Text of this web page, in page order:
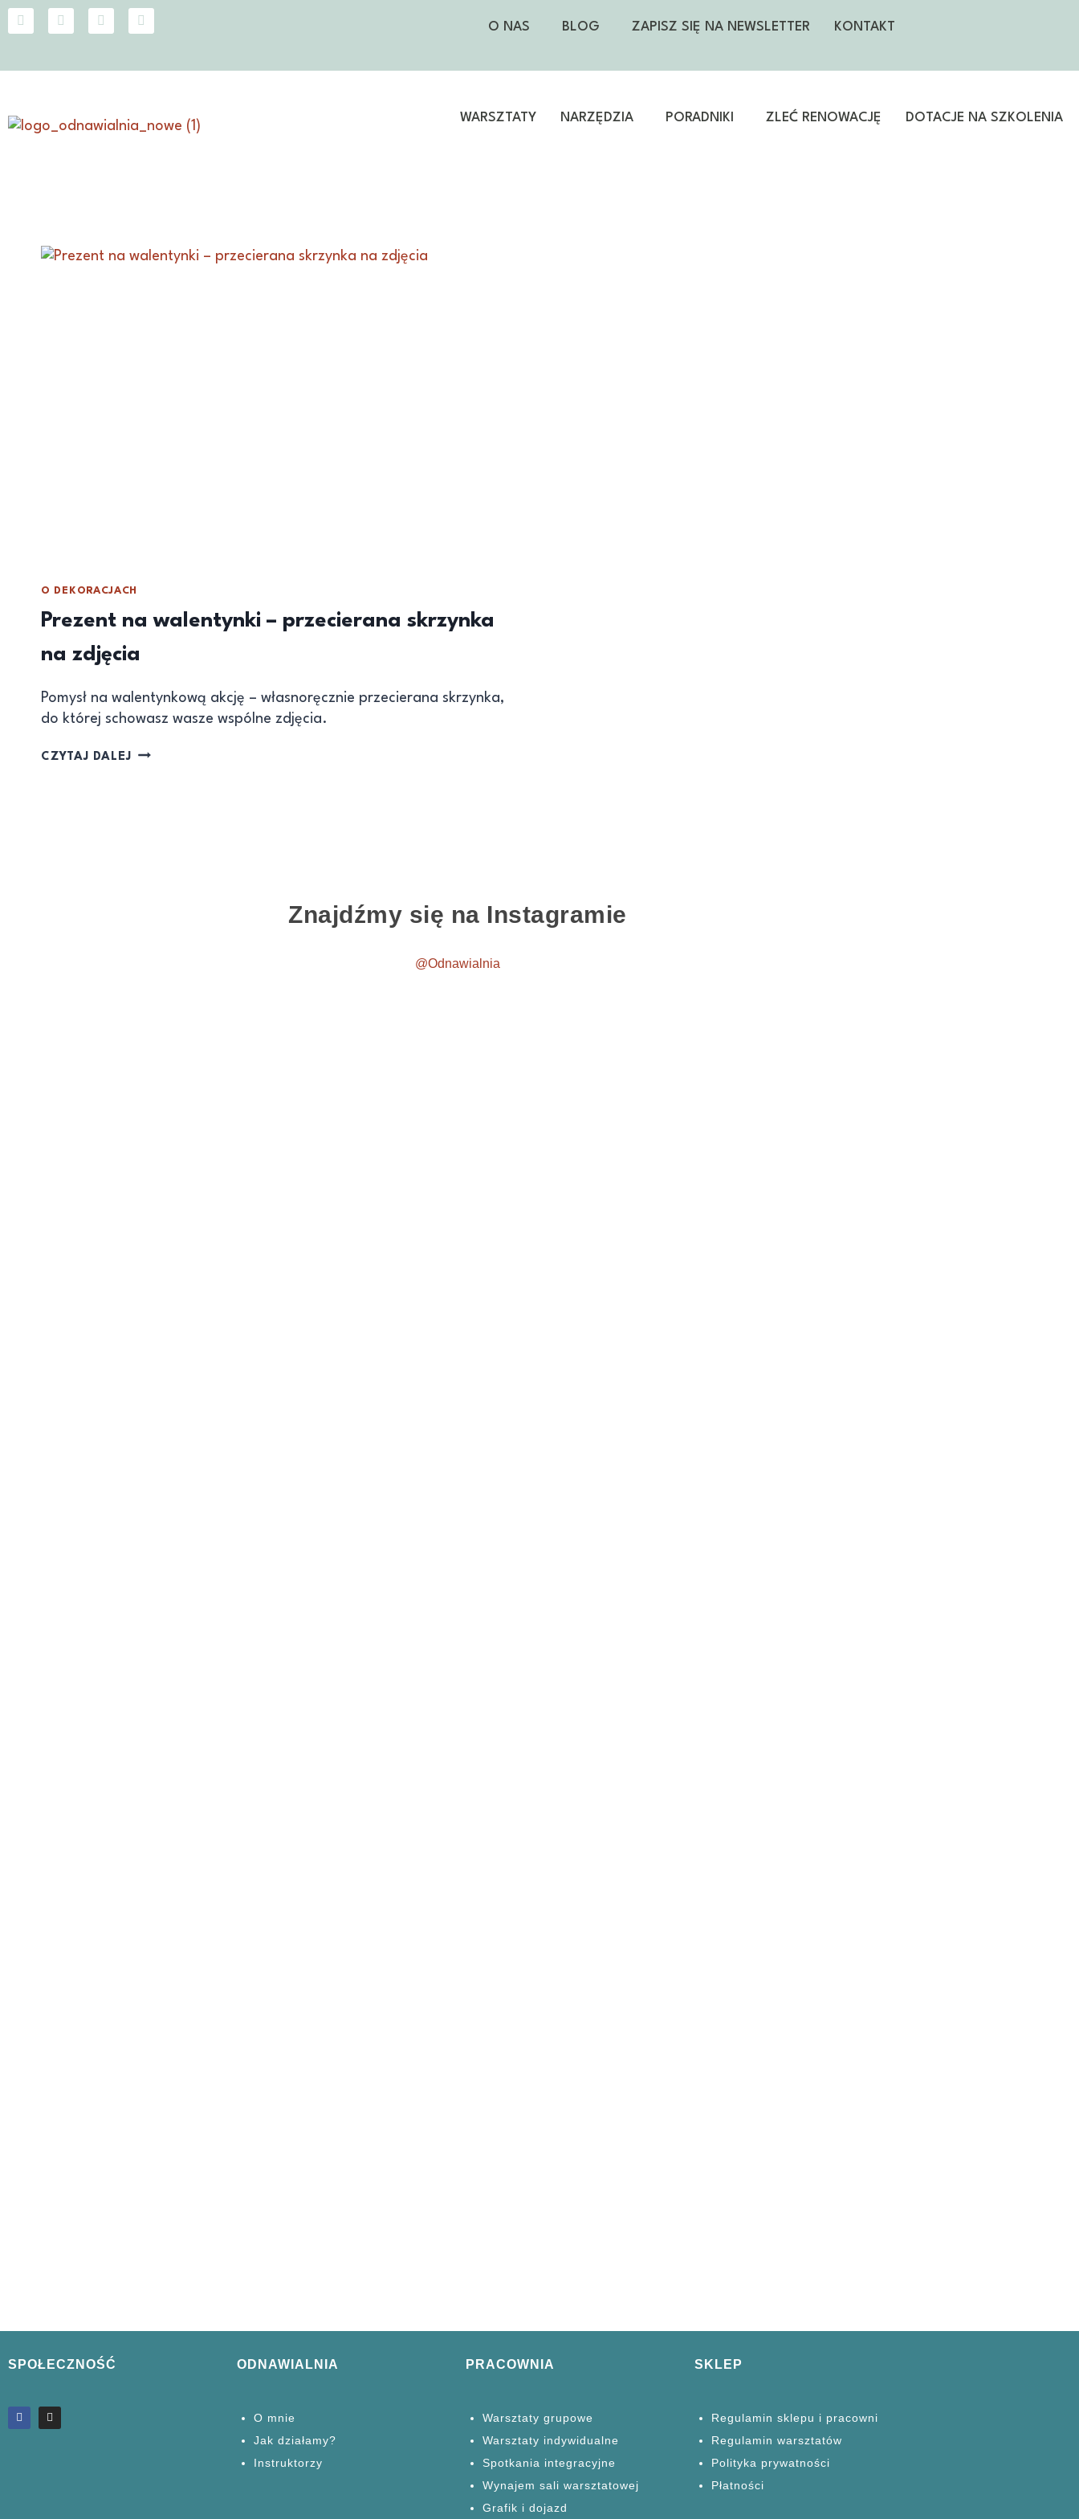
O NAS BLOG ZAPISZ SIĘ NA NEWSLETTER KONTAKT
WARSZTATY NARZĘDZIA PORADNIKI ZLEĆ RENOWACJĘ DOTACJE NA SZKOLENIA
O DEKORACJACH
Prezent na walentynki – przecierana skrzynka
na zdjęcia
Pomysł na walentynkową akcję – własnoręcznie przecierana skrzynka,
do której schowasz wasze wspólne zdjęcia.
CZYTAJ DALEJ
Znajdźmy się na Instagramie
@Odnawialnia
SPOŁECZNOŚĆ ODNAWIALNIA
O mnie
Jak działamy?
Instruktorzy
PRACOWNIA
Warsztaty grupowe
Warsztaty indywidualne
Spotkania integracyjne
Wynajem sali warsztatowej
Grafik i dojazd
SKLEP
Regulamin sklepu i pracowni
Regulamin warsztatów
Polityka prywatności
Płatności